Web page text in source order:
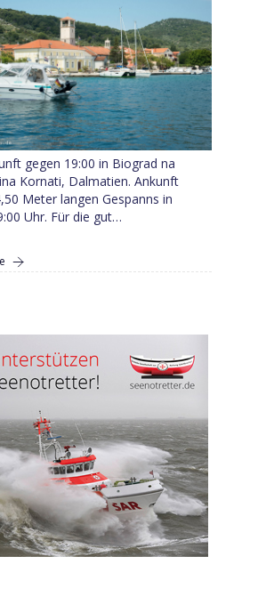
gegen 19:00 in Biograd na
Kornati, Dalmatien. Ankunft
Meter langen Gespanns in
Uhr. Für die gut…